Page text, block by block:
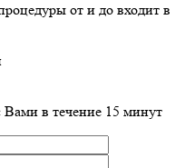
от и до входит в
Вами в течение 15 минут